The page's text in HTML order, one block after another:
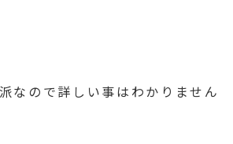
なので詳しい事はわかりません